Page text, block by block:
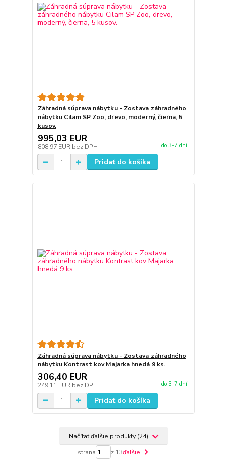
Záhradná súprava nábytku - Zostava záhradného
nábytku Cilam SP Zoo, drevo, moderný, čierna, 5
kusov.
995,03 EUR
808,97 EUR bez DPH do 3-7 dní
Pridať do košíka
Záhradná súprava nábytku - Zostava záhradného
nábytku Kontrast kov Majarka hnedá 9 ks.
306,40 EUR
249,11 EUR bez DPH do 3-7 dní
Pridať do košíka
Načítať ďalšie produkty (24)
strana z 13ďalšie